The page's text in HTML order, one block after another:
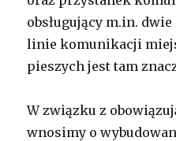
obsługujący m.in.
linie komunikacji
pieszych jest tam
W związku z
wnosimy o